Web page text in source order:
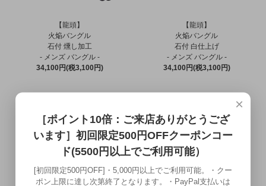
【龍頭】
火焔バングル
石付 燻し加工
- メンズ バングル -
34,100円(税3,100円)
【龍頭】
火焔バングル
石付 白仕上げ
- メンズ バングル -
34,100円(税3,100円)
×
［ポイント10倍：ご来店ありがとうござ
います］初回限定500円OFFクーポンコー
ド(5500円以上でご利用可能）
[初回限定500円OFF]・5,000円以上でご利用可能。・クー
ポン上限に達し次第終了となります。・PayPal支払いは